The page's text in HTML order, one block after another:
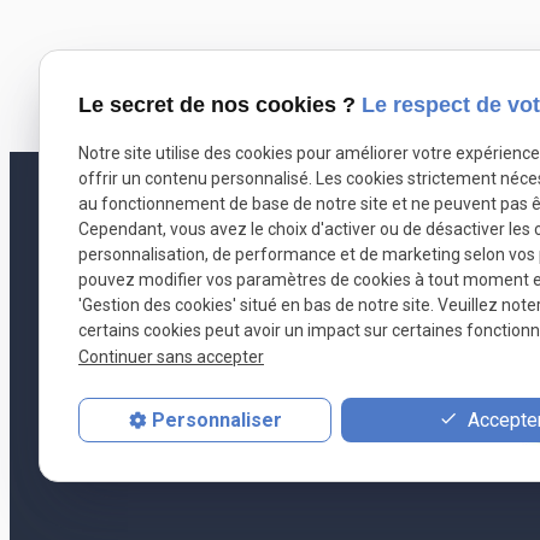
RCS :
Garanties
Service de
Le secret de nos cookies ? Le respect de
Notre site utilise des cookies pour améliorer votre
offrir un contenu personnalisé. Les cookies strictement
au fonctionnement de base de notre site et ne peuvent pas
Cependant, vous avez le choix d'activer ou de désactiver les
personnalisation, de performance et de marketing selon vos
pouvez modifier vos paramètres de cookies à tout moment
'Gestion des cookies' situé en bas de notre site. Veuillez
certains cookies peut avoir un impact sur certaines
Continuer sans accepter
Personnaliser